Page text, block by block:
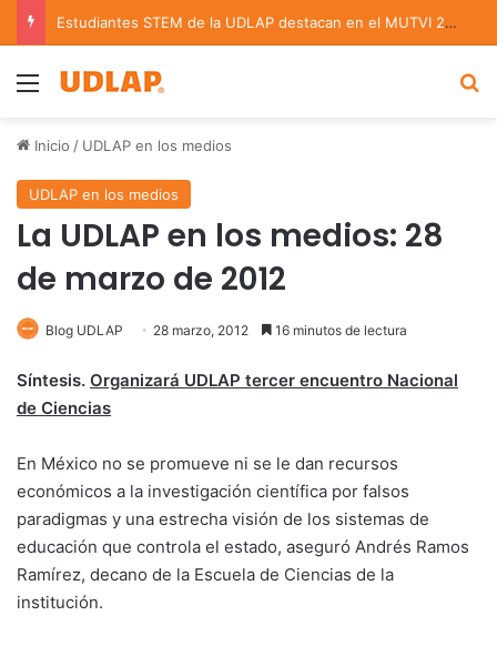
Estudiantes STEM de la UDLAP destacan en el MUTVI 2026
Menu
Inicio / UDLAP en los medios
UDLAP en los medios
La UDLAP en los medios: 28
de marzo de 2012
Blog UDLAP 28 marzo, 2012 16 minutos de lectura
Síntesis. Organizará UDLAP tercer encuentro Nacional
de Ciencias
En México no se promueve ni se le dan recursos
económicos a la investigación científica por falsos
paradigmas y una estrecha visión de los sistemas de
educación que controla el estado, aseguró Andrés Ramos
Ramírez, decano de la Escuela de Ciencias de la
institución.